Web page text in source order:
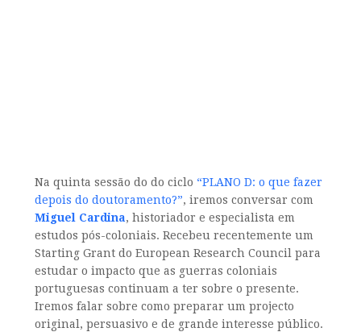
Na quinta sessão do do ciclo “PLANO D: o que fazer
depois do doutoramento?”, iremos conversar com
Miguel Cardina, historiador e especialista em
estudos pós-coloniais. Recebeu recentemente um
Starting Grant do European Research Council para
estudar o impacto que as guerras coloniais
portuguesas continuam a ter sobre o presente.
Iremos falar sobre como preparar um projecto
original, persuasivo e de grande interesse público.